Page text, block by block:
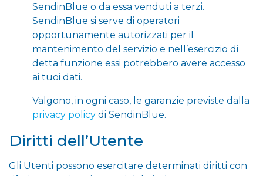
SendinBlue o da essa venduti a terzi.
SendinBlue si serve di operatori
opportunamente autorizzati per il
mantenimento del servizio e nell’esercizio di
detta funzione essi potrebbero avere accesso
ai tuoi dati.
Valgono, in ogni caso, le garanzie previste dalla
privacy policy di SendinBlue.
Diritti dell’Utente
Gli Utenti possono esercitare determinati diritti con